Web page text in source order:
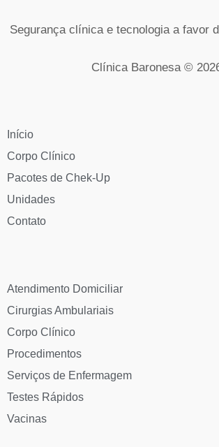
Segurança clínica e tecnologia a favor
Clínica Baronesa ©
Início
Corpo Clínico
Pacotes de Chek-Up
Unidades
Contato
Atendimento Domiciliar
Cirurgias Ambulariais
Corpo Clínico
Procedimentos
Serviços de Enfermagem
Testes Rápidos
Vacinas